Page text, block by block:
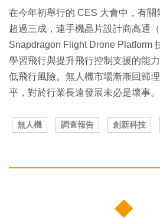
在今年初舉行的 CES 大會中，有關
超過三成，連手機晶片設計商高通
Snapdragon Flight Drone Platform
學習飛行與提升飛行控制支援的能
低飛行風險。無人機市場漸漸回歸
平，對於行業長遠發展未必是壞事。
無人機 調查報告 創新科技